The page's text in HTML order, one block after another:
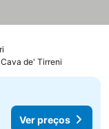
de' Tirreni
Ver preços